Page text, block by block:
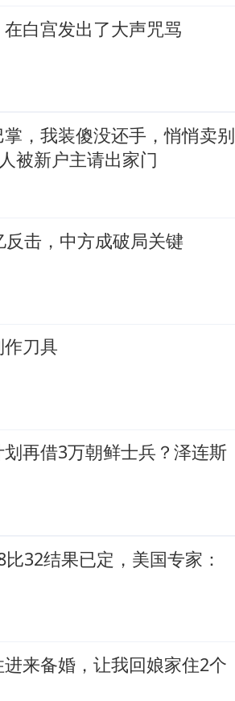
白宫发出了大声咒骂
，我装傻没还手，悄悄卖别
被新户主请出家门
击，中方成破局关键
刀具
再借3万朝鲜士兵？泽连斯
32结果已定，美国专家：
来备婚，让我回娘家住2个